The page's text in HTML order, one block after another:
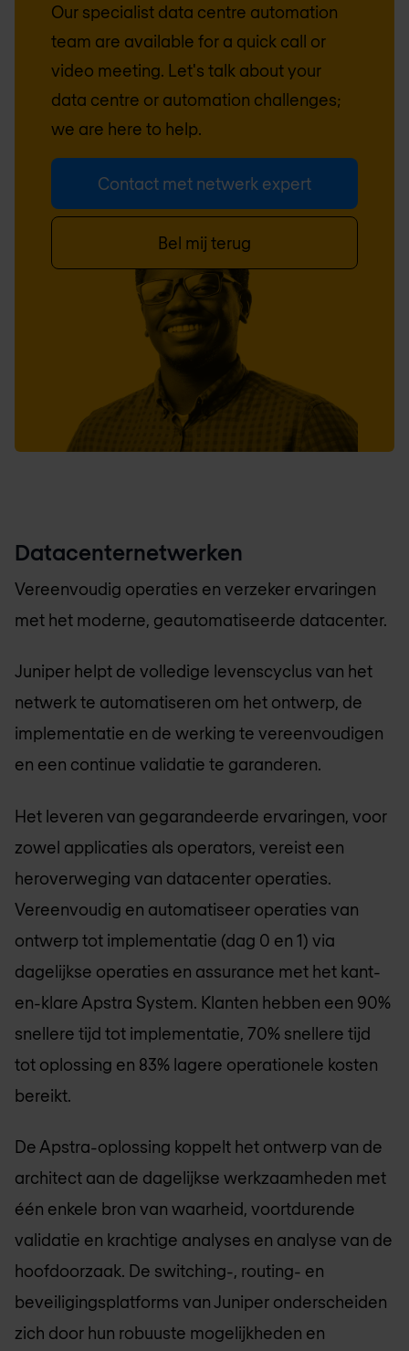
Our specialist data centre automation
team are available for a quick call or
video meeting. Let's talk about your
data centre or automation challenges;
we are here to help.
Contact met netwerk expert
Bel mij terug
Datacenternetwerken
Vereenvoudig operaties en verzeker ervaringen
met het moderne, geautomatiseerde datacenter.
Juniper helpt de volledige levenscyclus van het
netwerk te automatiseren om het ontwerp, de
implementatie en de werking te vereenvoudigen
en een continue validatie te garanderen.
Het leveren van gegarandeerde ervaringen, voor
zowel applicaties als operators, vereist een
heroverweging van datacenter operaties.
Vereenvoudig en automatiseer operaties van
ontwerp tot implementatie (dag 0 en 1) via
dagelijkse operaties en assurance met het kant-
en-klare Apstra System. Klanten hebben een 90%
snellere tijd tot implementatie, 70% snellere tijd
tot oplossing en 83% lagere operationele kosten
bereikt.
De Apstra-oplossing koppelt het ontwerp van de
architect aan de dagelijkse werkzaamheden met
één enkele bron van waarheid, voortdurende
validatie en krachtige analyses en analyse van de
hoofdoorzaak. De switching-, routing- en
beveiligingsplatforms van Juniper onderscheiden
zich door hun robuuste mogelijkheden en